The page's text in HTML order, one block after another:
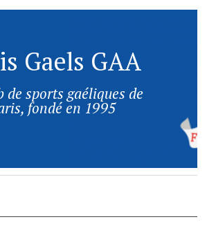
Gaels GAA
de sports gaéliques de
fondé en 1995